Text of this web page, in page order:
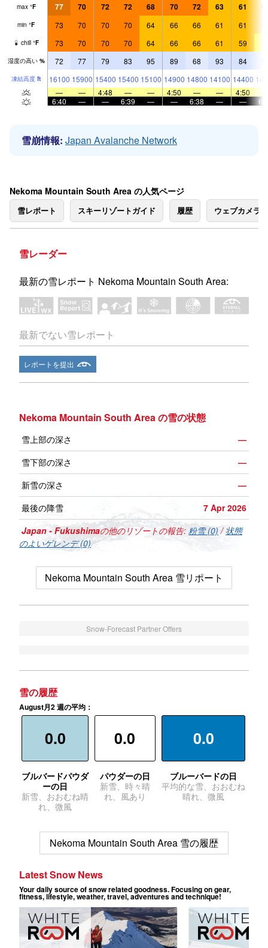
max °F 77 70 72 72 68 70 72 63 61
min °F 73 70 70 70 64 66 66 61 61
chill °F 73 70 70 70 64 66 66 61 59
湿度の高い % 72 77 79 83 95 89 68 93 84
凍結高度 ft 16100 15900 15400 15400 15100 14900 14800 14100 14400
—
— 4:48 — — 4:50 — — 4:50
6:40
— — 6:39 — — 6:38 — —
雪崩情報: Japan Avalanche Network
Nekoma Mountain South Area の人気ページ
雪レポート スキーリゾートガイド 履歴 ウェブカメラ
雪レーダー
最新の雪レポート Nekoma Mountain South Area:
最新でない雪レポート
レポートを提出
Nekoma Mountain South Area の雪の状態
雪上部の深さ
—
雪下部の深さ
—
新雪の深さ
—
最後の降雪
7 Apr 2026
Japan - Fukushimaの他のリゾートの報告: 粉雪 (0) /状態
のよいゲレンデ (0)
Nekoma Mountain South Area 雪リポート
Snow-Forecast Partner Offers
雪の履歴
August月2 週の平均：
0.0
ブルバードパウダ
ーの日
新雪、おおむね晴
れ、微風
0.0
パウダーの日
新雪、時々晴
れ、風あり
0.0
ブルーバードの日
平均的な雪、おおむね
晴れ、微風
Nekoma Mountain South Area 雪の履歴